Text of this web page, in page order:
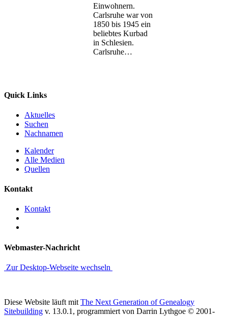
Einwohnern.
Carlsruhe war von
1850 bis 1945 ein
beliebtes Kurbad
in Schlesien.
Carlsruhe…
Quick Links
Aktuelles
Suchen
Nachnamen
Kalender
Alle Medien
Quellen
Kontakt
Kontakt
Webmaster-Nachricht
Zur Desktop-Webseite wechseln
Diese Website läuft mit The Next Generation of Genealogy
Sitebuilding v. 13.0.1, programmiert von Darrin Lythgoe © 2001-